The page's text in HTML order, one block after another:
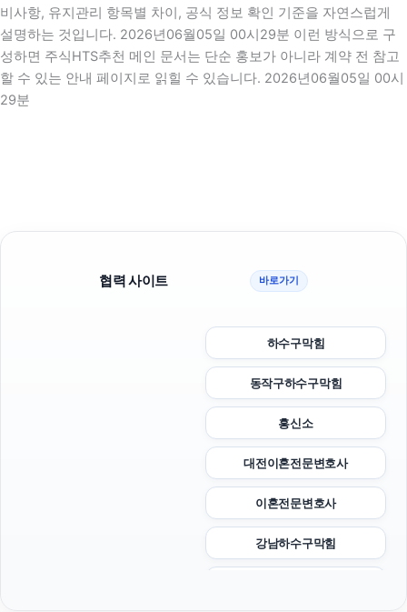
비사항, 유지관리 항목별 차이, 공식 정보 확인 기준을 자연스럽게
설명하는 것입니다. 2026년06월05일 00시29분 이런 방식으로 구
성하면 주식HTS추천 메인 문서는 단순 홍보가 아니라 계약 전 참고
할 수 있는 안내 페이지로 읽힐 수 있습니다. 2026년06월05일 00시
29분
협력 사이트 바로가기
하수구막힘
동작구하수구막힘
흥신소
대전이혼전문변호사
이혼전문변호사
강남하수구막힘